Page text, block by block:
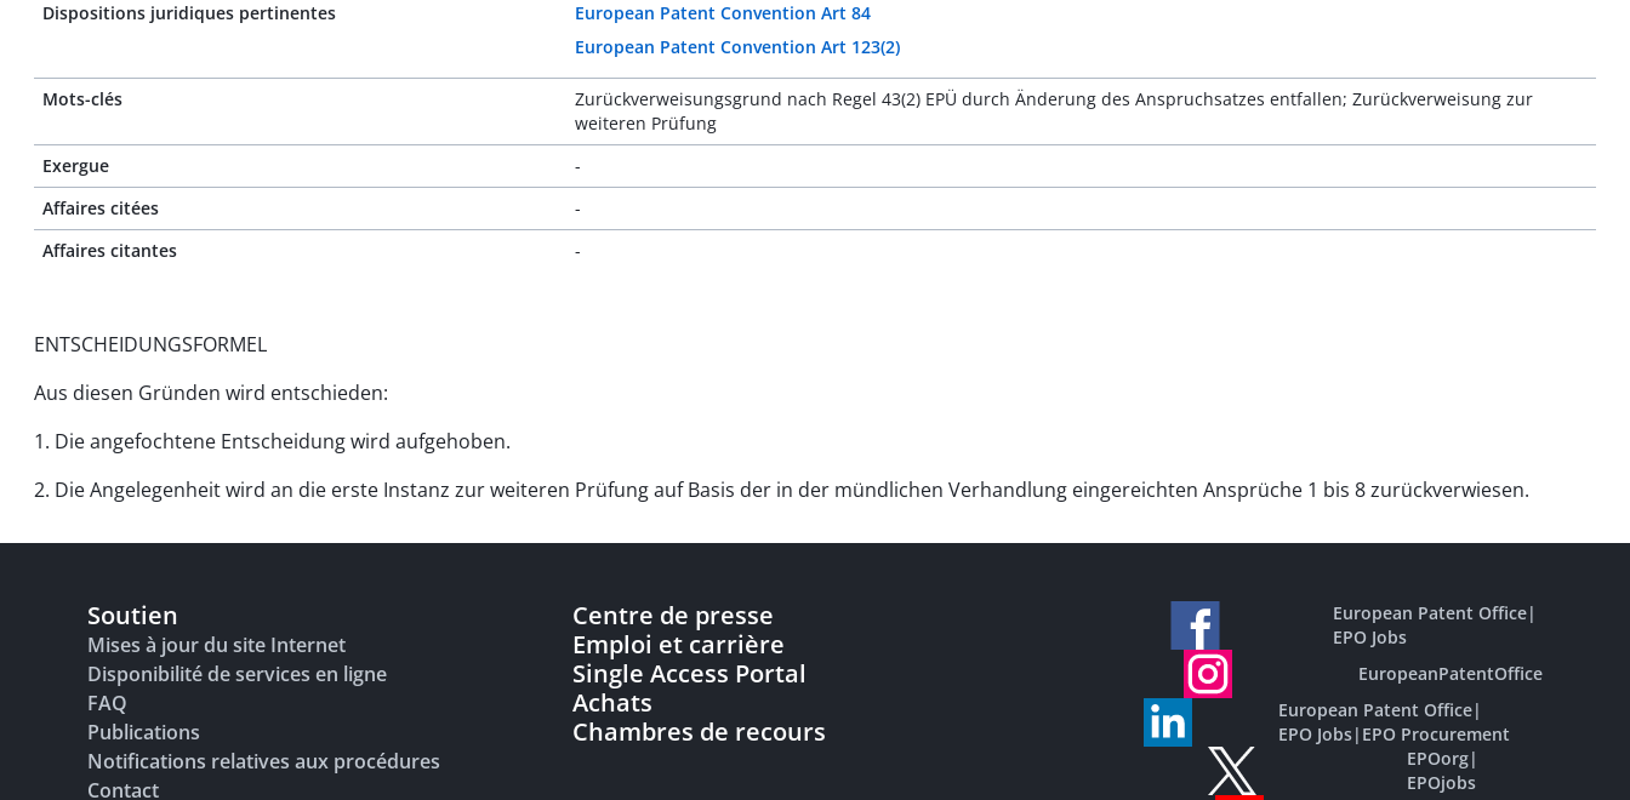
Dispositions juridiques pertinentes
European Patent Convention Art 84
European Patent Convention Art 123(2)
Mots-clés
Zurückverweisungsgrund nach Regel 43(2) EPÜ durch Änderung des Anspruchsatzes entfallen; Zurückverweisung zur
weiteren Prüfung
Exergue
-
Affaires citées
-
Affaires citantes
-
ENTSCHEIDUNGSFORMEL
Aus diesen Gründen wird entschieden:
1. Die angefochtene Entscheidung wird aufgehoben.
2. Die Angelegenheit wird an die erste Instanz zur weiteren Prüfung auf Basis der in der mündlichen Verhandlung eingereichten Ansprüche 1 bis 8 zurückverwiesen.
Soutien
Mises à jour du site Internet
Disponibilité de services en ligne
FAQ
Publications
Notifications relatives aux procédures
Contact
Centre de presse
Emploi et carrière
Single Access Portal
Achats
Chambres de recours
European Patent Office|
EPO Jobs
EuropeanPatentOffice
European Patent Office|
EPO Jobs| EPO Procurement
EPOorg|
EPOjobs